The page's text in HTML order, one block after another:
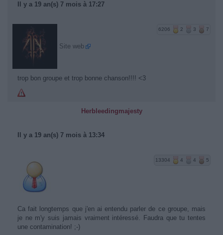
Il y a 19 an(s) 7 mois à 17:27
6206 2 3 7
Site web
trop bon groupe et trop bonne chanson!!!! <3
Herbleedingmajesty
Il y a 19 an(s) 7 mois à 13:34
13304 4 4 5
Ca fait longtemps que j'en ai entendu parler de ce groupe, mais
je ne m'y suis jamais vraiment intéressé. Faudra que tu tentes
une contamination! ;-)